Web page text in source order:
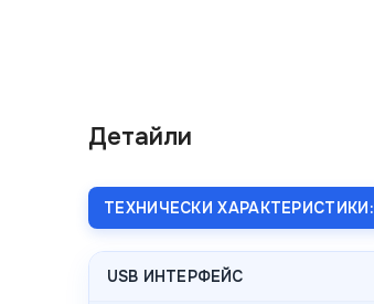
Детайли
ТЕХНИЧЕСКИ ХАРАКТЕРИСТИКИ:
USB ИНТЕРФЕЙС